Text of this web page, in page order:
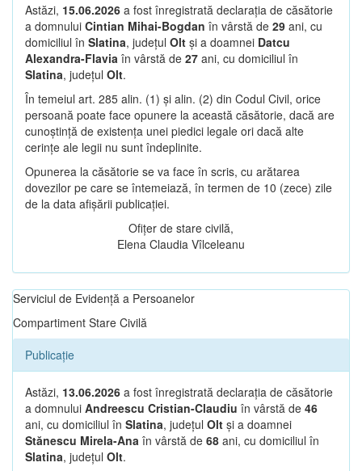
Astăzi, 15.06.2026 a fost înregistrată declarația de căsătorie
a domnului Cintian Mihai-Bogdan în vârstă de 29 ani, cu
domiciliul în Slatina, județul Olt și a doamnei Datcu
Alexandra-Flavia în vârstă de 27 ani, cu domiciliul în
Slatina, județul Olt.
În temeiul art. 285 alin. (1) și alin. (2) din Codul Civil, orice
persoană poate face opunere la această căsătorie, dacă are
cunoștință de existența unei piedici legale ori dacă alte
cerințe ale legii nu sunt îndeplinite.
Opunerea la căsătorie se va face în scris, cu arătarea
dovezilor pe care se întemeiază, în termen de 10 (zece) zile
de la data afișării publicației.
Ofițer de stare civilă,
Elena Claudia Vîlceleanu
Serviciul de Evidență a Persoanelor
Compartiment Stare Civilă
Publicație
Astăzi, 13.06.2026 a fost înregistrată declarația de căsătorie
a domnului Andreescu Cristian-Claudiu în vârstă de 46
ani, cu domiciliul în Slatina, județul Olt și a doamnei
Stănescu Mirela-Ana în vârstă de 68 ani, cu domiciliul în
Slatina, județul Olt.